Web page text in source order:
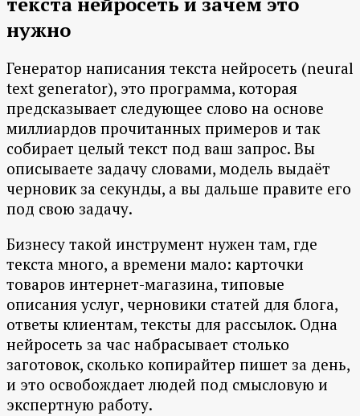
нужно
Генератор написания текста нейросеть (neural
text generator), это программа, которая
предсказывает следующее слово на основе
миллиардов прочитанных примеров и так
собирает целый текст под ваш запрос. Вы
описываете задачу словами, модель выдаёт
черновик за секунды, а вы дальше правите его
под свою задачу.
Бизнесу такой инструмент нужен там, где
текста много, а времени мало: карточки
товаров интернет-магазина, типовые
описания услуг, черновики статей для блога,
ответы клиентам, тексты для рассылок. Одна
нейросеть за час набрасывает столько
заготовок, сколько копирайтер пишет за день,
и это освобождает людей под смысловую и
экспертную работу.